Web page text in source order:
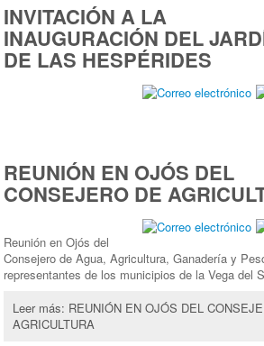
INVITACIÓN A LA
INAUGURACIÓN DEL
DE LAS HESPÉRIDES
REUNIÓN EN OJÓS DEL
CONSEJERO DE
Reunión en Ojós del
Consejero de Agua, Agricultura, Ganadería y
representantes de los municipios de la Vega del
Leer más: REUNIÓN EN OJÓS DEL
AGRICULTURA